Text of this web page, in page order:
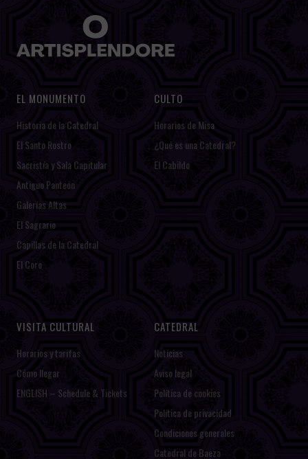
EL MONUMENTO
Historia de la Catedral
El Santo Rostro
Sacristía y Sala Capitular
Antiguo Panteón
Galerías Altas
El Sagrario
Capillas de la Catedral
El Coro
CULTO
Horarios de Misa
¿Qué es una Catedral?
El Cabildo
VISITA CULTURAL
Horarios y tarifas
Cómo llegar
ENGLISH – Schedule & Tickets
CATEDRAL
Noticias
Aviso legal
Política de cookies
Política de privacidad
Condiciones generales
Catedral de Baeza